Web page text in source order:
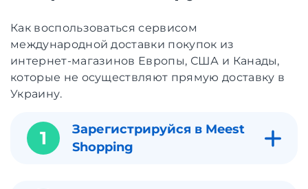
Как воспользоваться сервисом
международной доставки покупок из
интернет-магазинов Европы, США и Канады,
которые не осуществляют прямую доставку в
Украину.
1
Зарегистрируйся в Meest
Shopping